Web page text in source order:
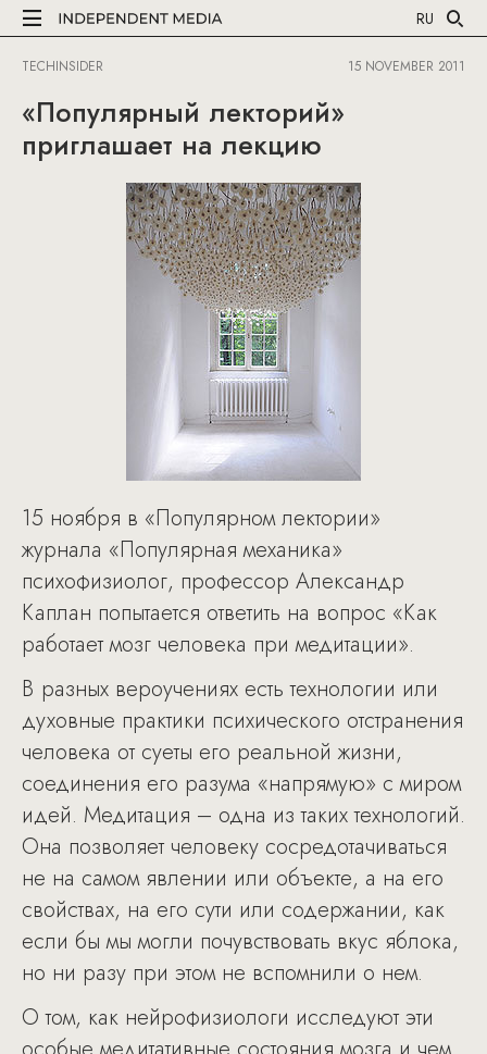
RU
TECHINSIDER 15 NOVEMBER 2011
«Популярный лекторий»
приглашает на лекцию
15 ноября в «Популярном лектории»
журнала «Популярная механика»
психофизиолог, профессор Александр
Каплан попытается ответить на вопрос «Как
работает мозг человека при медитации».
В разных вероучениях есть технологии или
духовные практики психического отстранения
человека от суеты его реальной жизни,
соединения его разума «напрямую» с миром
идей. Медитация – одна из таких технологий.
Она позволяет человеку сосредотачиваться
не на самом явлении или объекте, а на его
свойствах, на его сути или содержании, как
если бы мы могли почувствовать вкус яблока,
но ни разу при этом не вспомнили о нем.
О том, как нейрофизиологи исследуют эти